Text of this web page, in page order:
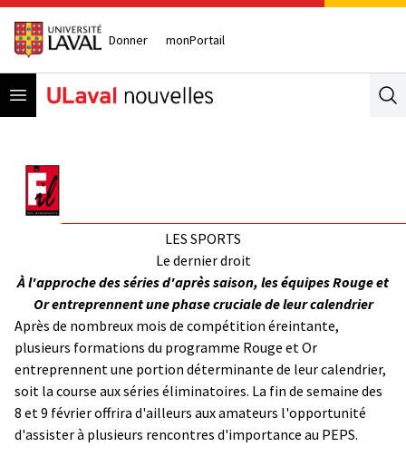
Donner monPortail
Open menu
LES SPORTS
Le dernier droit
À l'approche des séries d'après saison, les équipes Rouge et
Or entreprennent une phase cruciale de leur calendrier
Après de nombreux mois de compétition éreintante,
plusieurs formations du programme Rouge et Or
entreprennent une portion déterminante de leur calendrier,
soit la course aux séries éliminatoires. La fin de semaine des
8 et 9 février offrira d'ailleurs aux amateurs l'opportunité
d'assister à plusieurs rencontres d'importance au PEPS.